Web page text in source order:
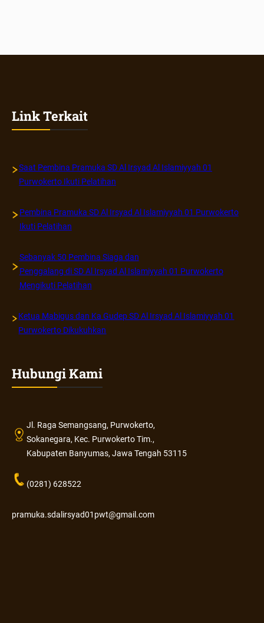
Link Terkait
Saat Pembina Pramuka SD Al Irsyad Al Islamiyyah 01
Purwokerto Ikuti Pelatihan
Pembina Pramuka SD Al Irsyad Al Islamiyyah 01 Purwokerto
Ikuti Pelatihan
Sebanyak 50 Pembina Siaga dan
Penggalang di SD Al Irsyad Al Islamiyyah 01 Purwokerto
Mengikuti Pelatihan
Ketua Mabigus dan Ka Gudep SD Al Irsyad Al Islamiyyah 01
Purwokerto Dikukuhkan
Hubungi Kami
Jl. Raga Semangsang, Purwokerto,
Sokanegara, Kec. Purwokerto Tim.,
Kabupaten Banyumas, Jawa Tengah 53115
(0281) 628522
pramuka.sdalirsyad01pwt@gmail.com